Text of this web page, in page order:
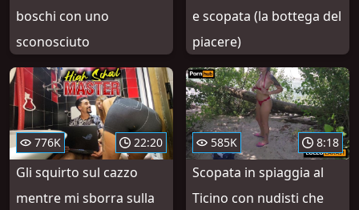
boschi con uno
sconosciuto
e scopata (la bottega del
piacere)
776K 22:20
Gli squirto sul cazzo
mentre mi sborra sulla
585K 8:18
Scopata in spiaggia al
Ticino con nudisti che